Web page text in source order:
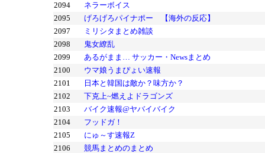
2094
ネラーボイス
2095
げろげろパイナポー 【海外の反応】
2097
ミリシタまとめ雑談
2098
鬼女繚乱
2099
あるがまま… サッカー・Newsまとめ
2100
ウマ娘うまぴょい速報
2101
日本と韓国は敵か？味方か？
2102
下克上~燃えよドラゴンズ
2103
バイク速報@ヤバイバイク
2104
フッドガ！
2105
にゅ～す速報Z
2106
競馬まとめのまとめ